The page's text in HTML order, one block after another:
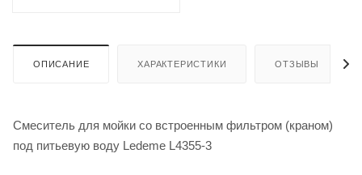
ОПИСАНИЕ ХАРАКТЕРИСТИКИ ОТЗЫВЫ
Смеситель для мойки со встроенным фильтром (краном)
под питьевую воду Ledeme L4355-3